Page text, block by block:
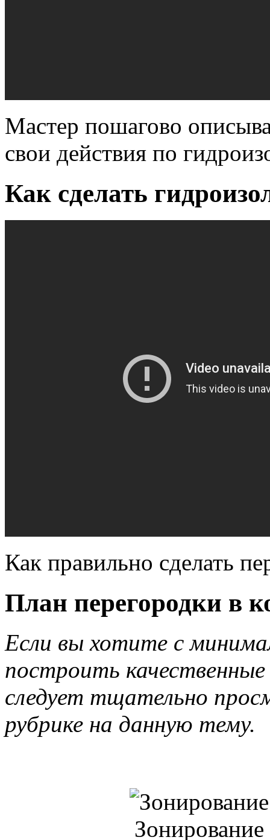
Мастер пошагово
свои действия по
Как сделать
Как правильно сделать
План перегородки в
Если вы хотите с
построить качественные
следует тщательно
рубрике на данную тему.